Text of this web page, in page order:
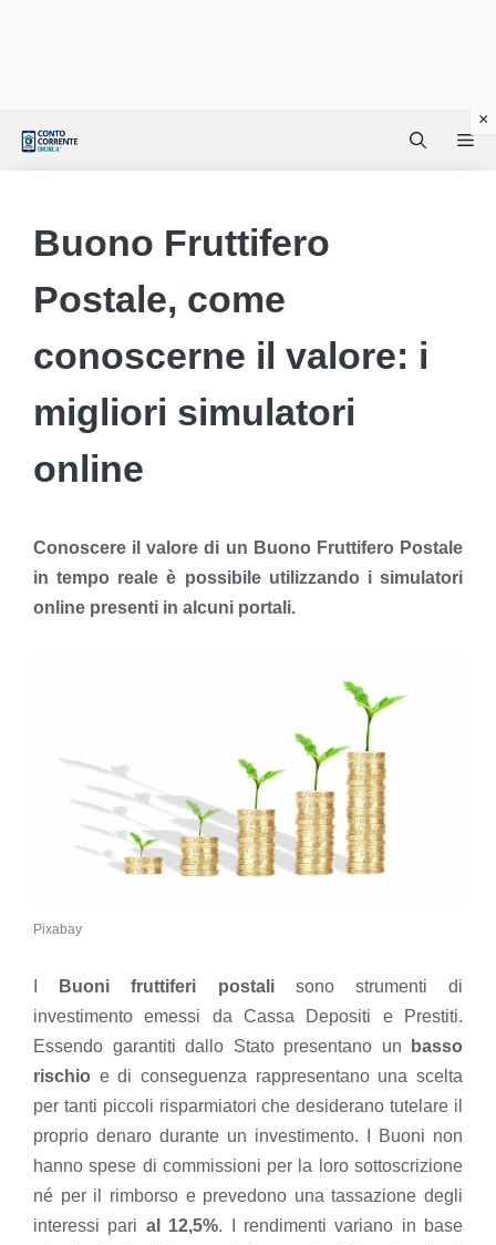
Buono Fruttifero
Postale, come
conoscerne il valore: i
migliori simulatori
online
Conoscere il valore di un Buono Fruttifero Postale
in tempo reale è possibile utilizzando i simulatori
online presenti in alcuni portali.
Pixabay
Buoni fruttiferi postalisono strumenti di
investimento emessi da Cassa Depositi e Prestiti.
Essendo garantiti dallo Stato presentano un basso
rischio e di conseguenza rappresentano una scelta
per tanti piccoli risparmiatori che desiderano tutelare il
proprio denaro durante un investimento. I Buoni non
hanno spese di commissioni per la loro sottoscrizione
né per il rimborso e prevedono una tassazione degli
interessi pari al 12,5%. I rendimenti variano in base